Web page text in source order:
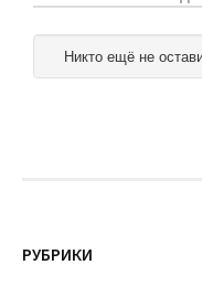
Никто ещё не
РУБРИКИ